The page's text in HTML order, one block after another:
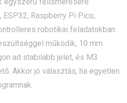
ESP32, Raspberry Pi Pico,
robotikai feladatokban.
működik, 10 mm
ad stabilabb jelet, és M3
Akkor jó választás, ha egyetlen